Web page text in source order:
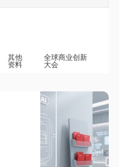
其他
资料
全球商业创新
大会